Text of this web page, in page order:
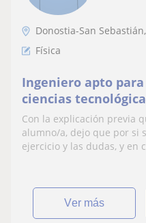
Donostia-San
Física
Ingeniero apto
ciencias
Con la explicación previa
alumno/a, dejo que por si
ejercicio y las dudas, y en
ver más